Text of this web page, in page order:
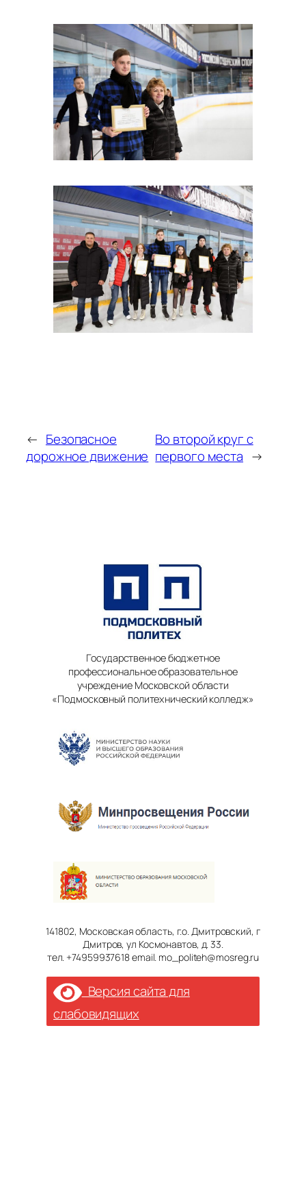
← Безопасное
дорожное движение
Во второй круг с
первого места →
Государственное бюджетное
профессиональное образовательное
учреждение Московской области
«Подмосковный политехнический колледж»
141802, Московская область, г.о. Дмитровский, г
Дмитров, ул Космонавтов, д. 33.
тел. +74959937618 email. mo_politeh@mosreg.ru
Версия сайта для
слабовидящих